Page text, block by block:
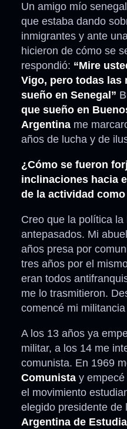
Un amigo mío
que estaba dando
inmigrantes y ante
hicieron de cómo se
respondió: “Mire
Vigo, pero todas las
sueño en Senegal”
que sueño en
Argentina me
años de lucha y de
¿Cómo se fueron
inclinaciones hacia
de la actividad
Creo que la política la
antepasados. Mi
años presa por
tres años por el
eran todos
me lo trasmitieron.
comencé mi
A los 13 años ya
militar, a los 14 me
comunista. En 1969
Comunista y
el movimiento
elegido presidente de
Argentina de